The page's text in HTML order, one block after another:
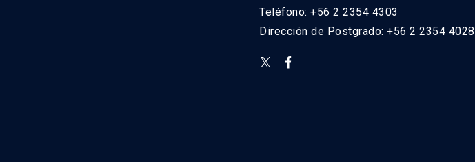
Teléfono: +56 2 2354 4303
Dirección de Postgrado: +56 2 2354 4028